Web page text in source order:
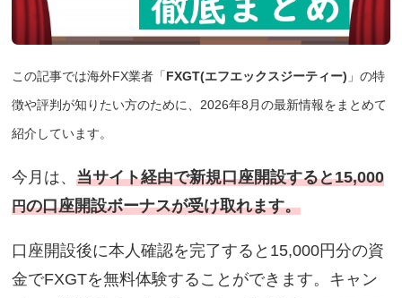
この記事では海外FX業者「FXGT(エフエックスジーティー) 」の特
徴や評判が知りたい方のために、2026年8月の最新情報をまとめて
紹介しています。
今月は、 当サイト経由で新規口座開設すると15,000
円の口座開設ボーナスが受け取れます。
口座開設後に本人確認を完了すると15,000円分の資
金でFXGTを無料体験することができます。キャン